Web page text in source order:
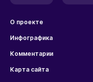
О проекте
Инфографика
Комментарии
Карта сайта